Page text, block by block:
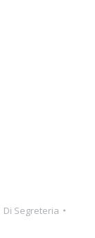
Di Segreteria